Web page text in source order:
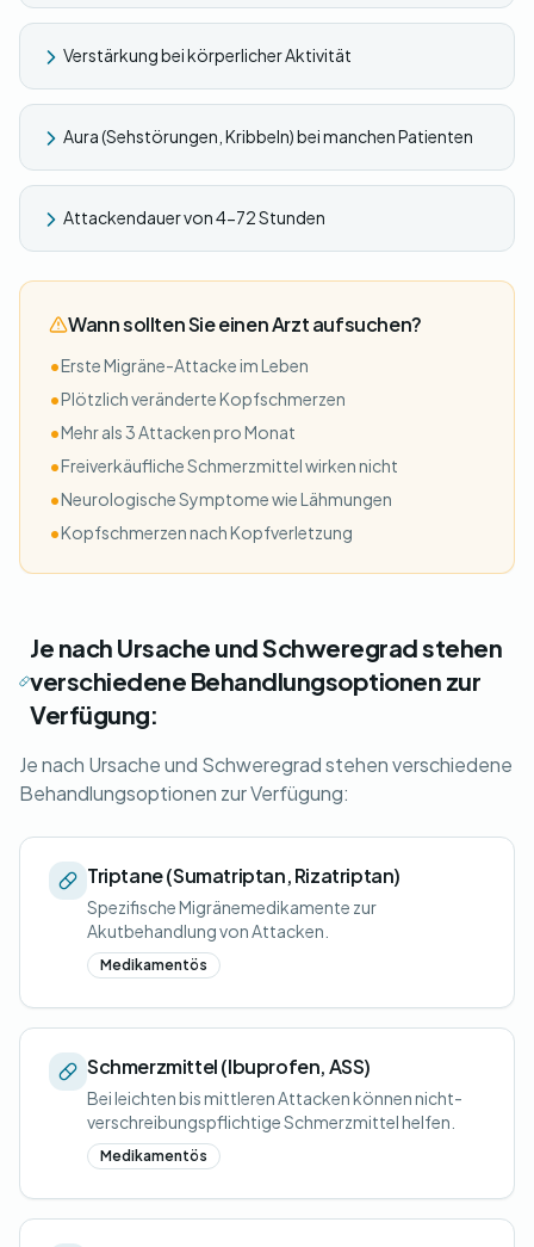
Verstärkung bei körperlicher Aktivität
Aura (Sehstörungen, Kribbeln) bei manchen Patienten
Attackendauer von 4-72 Stunden
Wann sollten Sie einen Arzt aufsuchen?
•Erste Migräne-Attacke im Leben
•Plötzlich veränderte Kopfschmerzen
•Mehr als 3 Attacken pro Monat
•Freiverkäufliche Schmerzmittel wirken nicht
•Neurologische Symptome wie Lähmungen
•Kopfschmerzen nach Kopfverletzung
Je nach Ursache und Schweregrad stehen
verschiedene Behandlungsoptionen zur
Verfügung:
Je nach Ursache und Schweregrad stehen verschiedene
Behandlungsoptionen zur Verfügung:
Triptane (Sumatriptan, Rizatriptan)
Spezifische Migränemedikamente zur
Akutbehandlung von Attacken.
Medikamentös
Schmerzmittel (Ibuprofen, ASS)
Bei leichten bis mittleren Attacken können nicht-
verschreibungspflichtige Schmerzmittel helfen.
Medikamentös